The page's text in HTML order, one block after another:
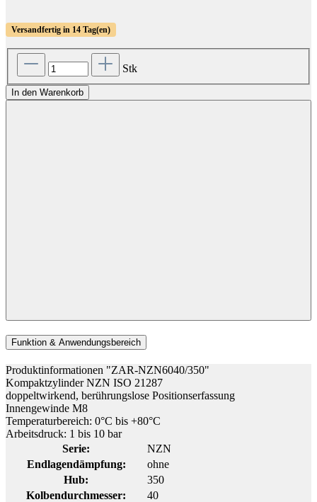
Versandfertig in 14 Tag(en)
Stk
In den Warenkorb
Funktion & Anwendungsbereich
Produktinformationen "ZAR-NZN6040/350"
Kompaktzylinder NZN ISO 21287
doppeltwirkend, berührungslose Positionserfassung
Innengewinde M8
Temperaturbereich: 0°C bis +80°C
Arbeitsdruck: 1 bis 10 bar
Serie:
NZN
Endlagendämpfung:
ohne
Hub:
350
Kolbendurchmesser:
40